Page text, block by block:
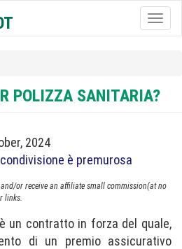
POLIZZA SANITARIA?
2024
è premurosa
or receive an affiliate small commission(at no
links.
è un contratto in forza del quale,
di un premio assicurativo